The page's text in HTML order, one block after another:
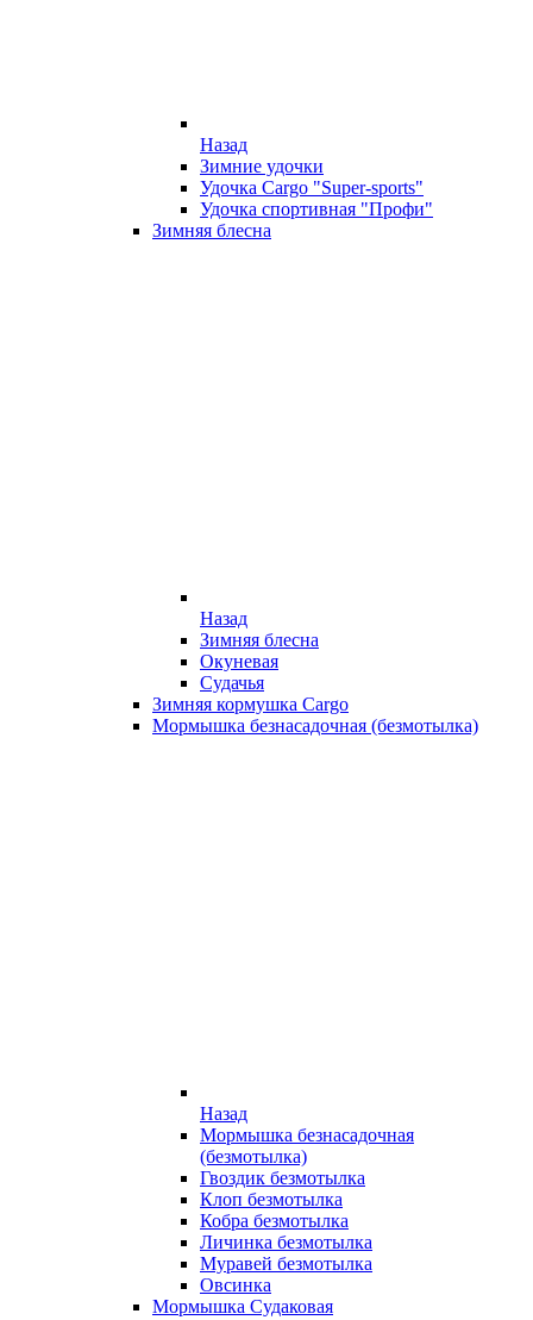
Назад
Зимние удочки
Удочка Cargo "Super-sports"
Удочка спортивная "Профи"
Зимняя блесна
Назад
Зимняя блесна
Окуневая
Судачья
Зимняя кормушка Cargo
Мормышка безнасадочная (безмотылка)
Назад
Мормышка безнасадочная
(безмотылка)
Гвоздик безмотылка
Клоп безмотылка
Кобра безмотылка
Личинка безмотылка
Муравей безмотылка
Овсинка
Мормышка Судаковая